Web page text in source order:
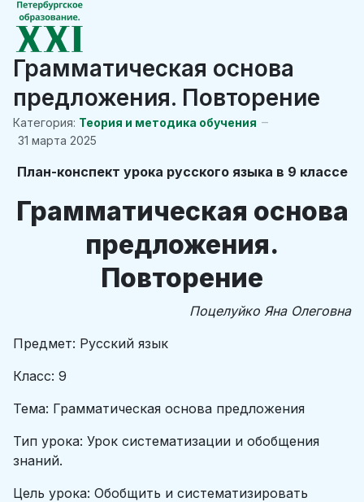
Грамматическая основа
предложения. Повторение
Категория: Теория и методика обучения
31 марта 2025
План-конспект урока русского языка в 9 классе
Грамматическая основа
предложения.
Повторение
Поцелуйко Яна Олеговна
Предмет: Русский язык
Класс: 9
Тема: Грамматическая основа предложения
Тип урока: Урок систематизации и обобщения
знаний.
Цель урока: Обобщить и систематизировать